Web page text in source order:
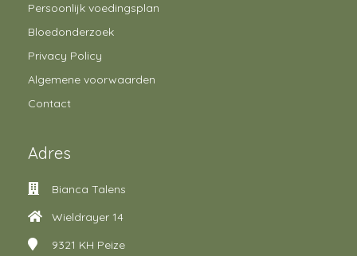
Persoonlijk voedingsplan
Bloedonderzoek
Privacy Policy
Algemene voorwaarden
Contact
Adres
Bianca Talens
Wieldrayer 14
9321 KH Peize